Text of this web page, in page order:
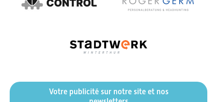
Votre publicité sur notre site et nos